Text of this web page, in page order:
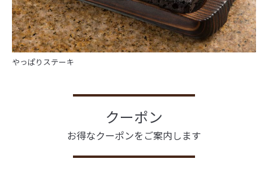
やっぱりステーキ
クーポン
お得なクーポンをご案内します